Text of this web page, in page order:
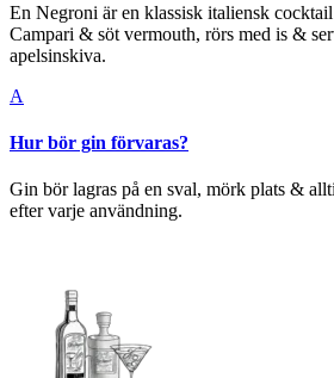
En Negroni är en klassisk italiensk
Campari & söt vermouth, rörs med is &
apelsinskiva.
A
Hur bör gin förvaras?
Gin bör lagras på en sval, mörk plats &
efter varje användning.